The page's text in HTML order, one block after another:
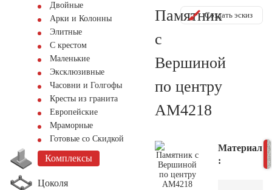
Двойные
Арки и Колонны
Элитные
С крестом
Маленькие
Эксклюзивные
Часовни и Голгофы
Кресты из гранита
Европейские
Мраморные
Готовые со Скидкой
Комплексы
Цоколя
Памятник
с
Вершиной
по центру
AM4218
Создать эскиз
Материал
: